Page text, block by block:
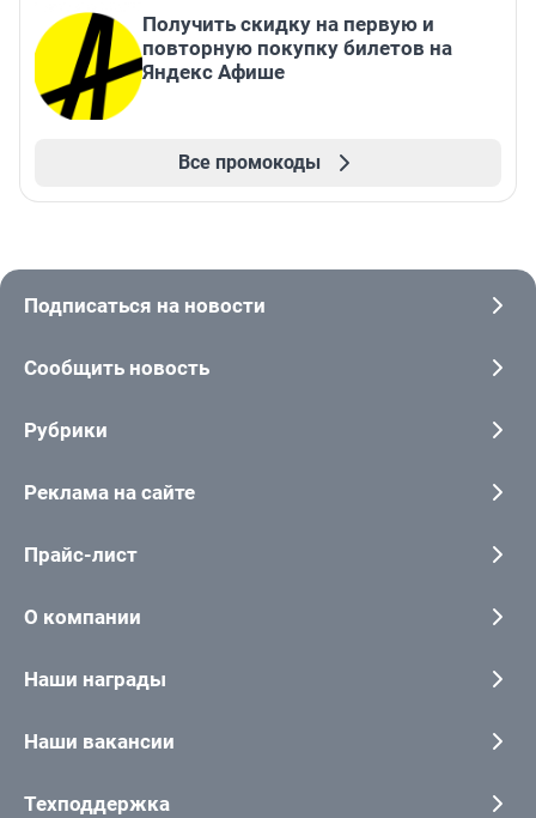
Получить скидку на первую и
повторную покупку билетов на
Яндекс Афише
Все промокоды
Подписаться на новости
Сообщить новость
Рубрики
Реклама на сайте
Прайс-лист
О компании
Наши награды
Наши вакансии
Техподдержка